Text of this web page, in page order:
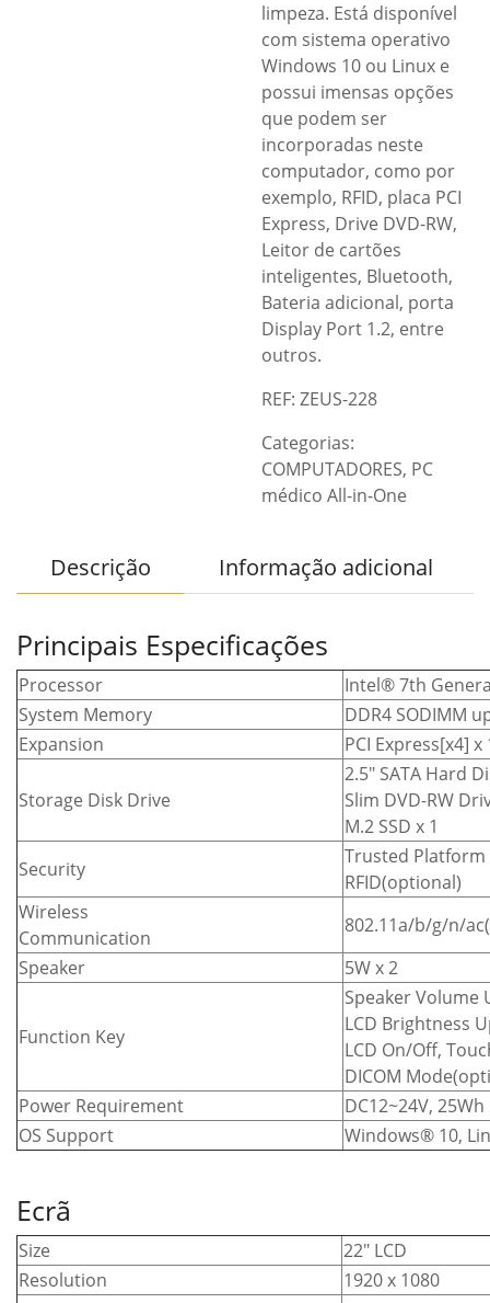
limpeza. Está disponível
com sistema operativo
Windows 10 ou Linux e
possui imensas opções
que podem ser
incorporadas neste
computador, como por
exemplo, RFID, placa PCI
Express, Drive DVD-RW,
Leitor de cartões
inteligentes, Bluetooth,
Bateria adicional, porta
Display Port 1.2, entre
outros.
REF: ZEUS-228
Categorias:
COMPUTADORES, PC
médico All-in-One
Descrição Informação adicional
Principais Especificações
Processor
Intel® 7th
System Memory
DDR4 SODIMM
Expansion
PCI Express[x4]
Storage Disk Drive
2.5″ SATA Hard
Slim DVD-RW
M.2 SSD x 1
Security
Trusted
RFID(optional)
Wireless
Communication
802.11a/b/g/n/
Speaker
5W x 2
Function Key
Speaker Volume
LCD Brightness
LCD On/Off,
DICOM
Power Requirement
DC12~24V,
OS Support
Windows® 10,
Ecrã
Size
22″ LCD
Resolution
1920 x 1080